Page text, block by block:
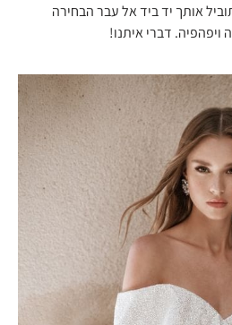
אותך יד ביד אל עבר הבחירה
דברי איתנו!